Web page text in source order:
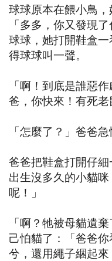
球球原本在餵小鳥
「多多，你又發現
球球，她打開鞋盒
得球球叫一聲。
「啊！到底是誰惡
爸，你快來！有死老
「怎麼了？」爸爸
爸爸把鞋盒打開仔
出生沒多久的小貓
呢！」
「啊？牠被母貓遺
己怕貓了：「爸爸
兮，還用繩子綑起